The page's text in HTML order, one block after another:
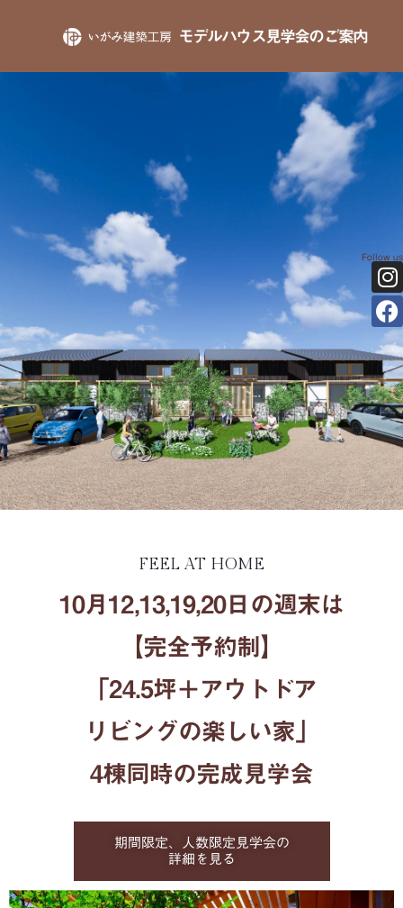
モデルハウス見学会のご案内
FEEL AT HOME
10月12,13,19,20日の週末は
【完全予約制】
「24.5坪＋アウトドア
リビングの楽しい家」
4棟同時の完成見学会
期間限定、人数限定見学会の
詳細を見る
Follow us